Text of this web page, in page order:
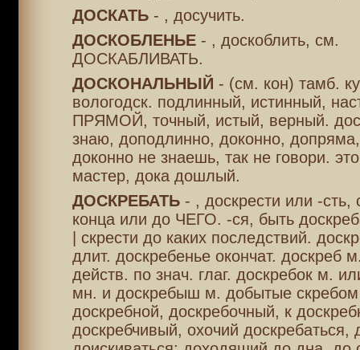
ДОСКАТЬ- , досучить.
ДОСКОБЛЕНЬЕ- , доскоблить, см.
ДОСКАБЛИВАТЬ.
ДОСКОНАЛЬНЫЙ - (см. кон) тамб.
вологодск. подлинный, истинный,
ПРЯМОЙ, точный, истый, верный.
знаю, доподлинно, доконно,
доконно не знаешь, так не говори.
мастер, дока дошлый.
ДОСКРЕБАТЬ- , доскрести или -сть,
конца или до ЧЕГО. -ся, быть
| скрести до каких последствий.
длит. доскребенье окончат. доскреб
действ. по знач. глаг. доскребок м.
мн. и доскребыш м. добытые скребом
доскребной, доскребочный, к
доскребчивый, охочий доскребаться,